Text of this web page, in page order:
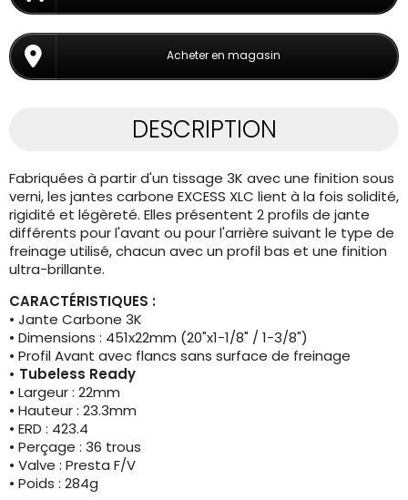
Acheter en magasin
DESCRIPTION
Fabriquées à partir d'un tissage 3K avec une finition sous
verni, les jantes carbone EXCESS XLC lient à la fois solidité,
rigidité et légèreté. Elles présentent 2 profils de jante
différents pour l'avant ou pour l'arrière suivant le type de
freinage utilisé, chacun avec un profil bas et une finition
ultra-brillante.
CARACTÉRISTIQUES :
• Jante Carbone 3K
• Dimensions : 451x22mm (20"x1-1/8" / 1-3/8")
• Profil Avant avec flancs sans surface de freinage
• Tubeless Ready
• Largeur : 22mm
• Hauteur : 23.3mm
• ERD : 423.4
• Perçage : 36 trous
• Valve : Presta F/V
• Poids : 284g